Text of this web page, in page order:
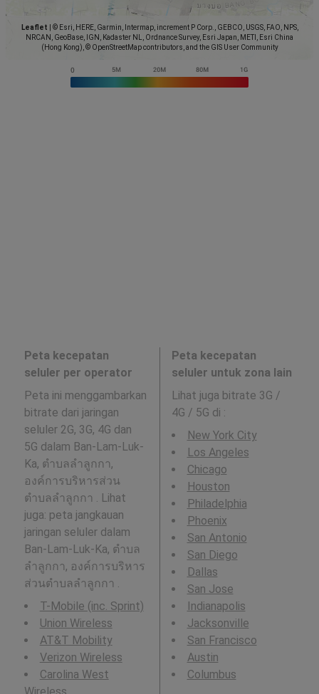
Leaflet
© Esri, HERE, Garmin, Intermap, increment P Corp., GEBCO, USGS, FAO, NPS,
NRCAN, GeoBase, IGN, Kadaster NL, Ordnance Survey, Esri Japan, METI, Esri China
(Hong Kong), © OpenStreetMap contributors, and the GIS User Community
Peta kecepatan
seluler per operator
Peta ini menggambarkan
bitrate dari jaringan
seluler 2G, 3G, 4G dan
5G dalam Ban-Lam-Luk-
Ka, ตำบลลำลูกกา,
องค์การบริหารส่วน
ตำบลลำลูกกา . Lihat
juga: peta jangkauan
jaringan seluler dalam
Ban-Lam-Luk-Ka, ตำบล
ลำลูกกา, องค์การบริหาร
ส่วนตำบลลำลูกกา .
T-Mobile (inc. Sprint)
Union Wireless
AT&T Mobility
Verizon Wireless
Carolina West
Peta kecepatan
seluler untuk zona lain
Lihat juga bitrate 3G /
4G / 5G di :
New York City
Los Angeles
Chicago
Houston
Philadelphia
Phoenix
San Antonio
San Diego
Dallas
San Jose
Indianapolis
Jacksonville
San Francisco
Austin
Columbus